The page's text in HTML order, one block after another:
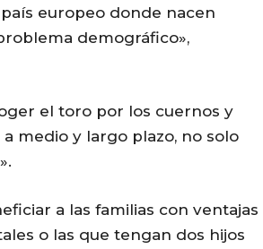
europeo donde nacen
demográfico»,
el toro por los cuernos y
medio y largo plazo, no solo
a las familias con ventajas
o las que tengan dos hijos